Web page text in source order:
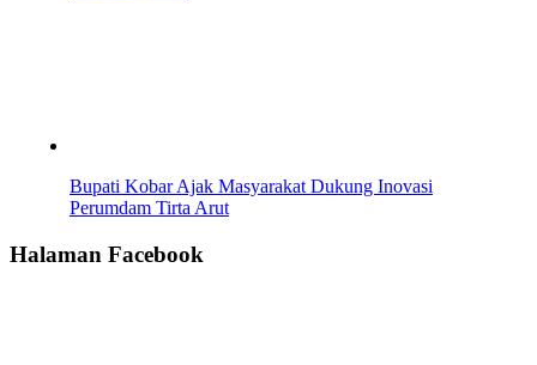
Bupati Kobar Ajak Masyarakat Dukung Inovasi
Perumdam Tirta Arut
Halaman Facebook